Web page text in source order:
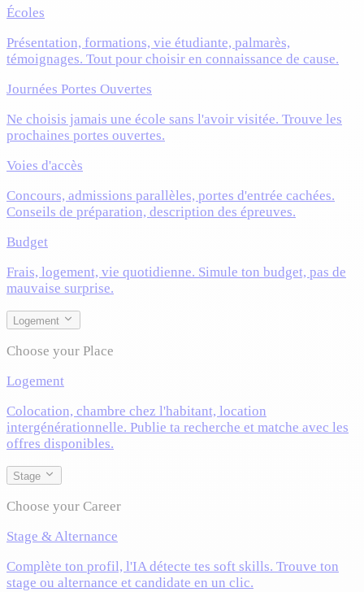
Écoles
Présentation, formations, vie étudiante, palmarès,
témoignages. Tout pour choisir en connaissance de cause.
Journées Portes Ouvertes
Ne choisis jamais une école sans l'avoir visitée. Trouve les
prochaines portes ouvertes.
Voies d'accès
Concours, admissions parallèles, portes d'entrée cachées.
Conseils de préparation, description des épreuves.
Budget
Frais, logement, vie quotidienne. Simule ton budget, pas de
mauvaise surprise.
Logement
Choose your Place
Logement
Colocation, chambre chez l'habitant, location
intergénérationnelle. Publie ta recherche et matche avec les
offres disponibles.
Stage
Choose your Career
Stage & Alternance
Complète ton profil, l'IA détecte tes soft skills. Trouve ton
stage ou alternance et candidate en un clic.